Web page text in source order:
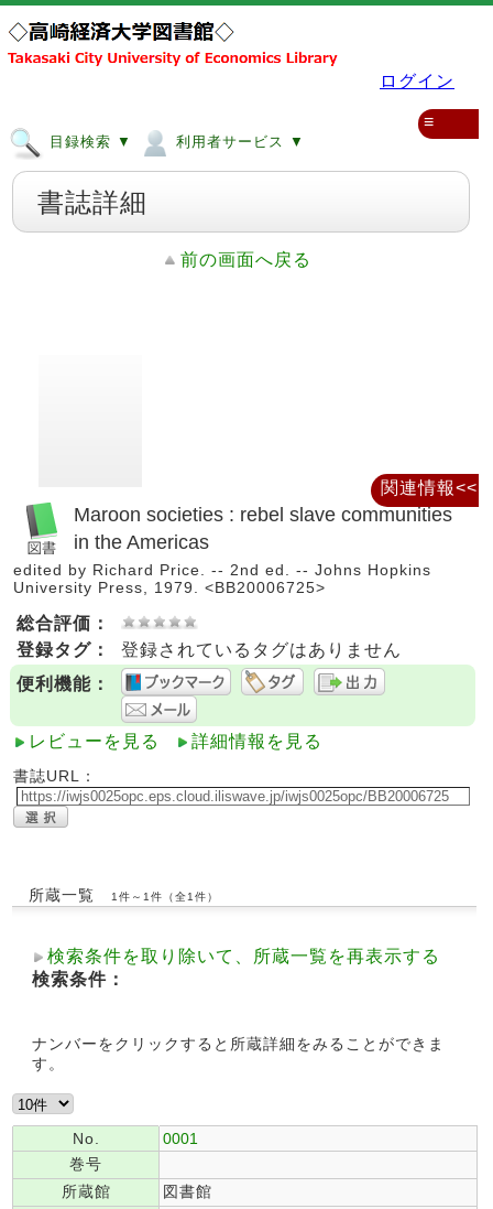
ログイン
目録検索 ▼ 利用者サービス ▼
≡
書誌詳細
前の画面へ戻る
Maroon societies : rebel slave communities
in the Americas
edited by Richard Price. -- 2nd ed. -- Johns Hopkins
University Press, 1979. <BB20006725>
総合評価：
登録タグ：
登録されているタグはありません
便利機能：
レビューを見る 詳細情報を見る
書誌URL：
所蔵一覧 1件～1件（全1件）
検索条件を取り除いて、所蔵一覧を再表示する
検索条件：
ナンバーをクリックすると所蔵詳細をみることができま
す。
No.
0001
巻号
所蔵館
図書館
関連情報<<